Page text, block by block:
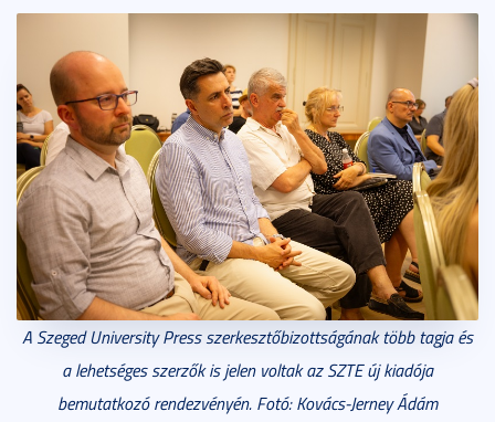
A Szeged University Press szerkesztőbizottságának több tagja és
a lehetséges szerzők is jelen voltak az SZTE új kiadója
bemutatkozó rendezvényén. Fotó: Kovács-Jerney Ádám